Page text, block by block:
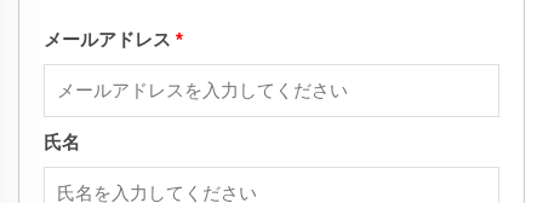
メールアドレス *
氏名